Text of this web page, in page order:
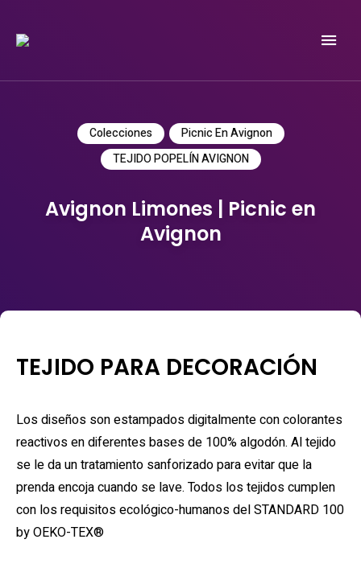
Do it yourself
Colecciones
Picnic En Avignon
TEJIDO POPELÍN AVIGNON
Avignon Limones | Picnic en
Avignon
TEJIDO PARA DECORACIÓN
Los diseños son estampados digitalmente con colorantes
reactivos en diferentes bases de 100% algodón. Al tejido
se le da un tratamiento sanforizado para evitar que la
prenda encoja cuando se lave. Todos los tejidos cumplen
con los requisitos ecológico-humanos del STANDARD 100
by OEKO-TEX®